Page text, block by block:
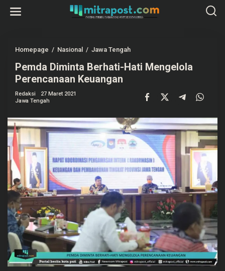
Homepage / Nasional / Jawa Tengah
m
d
n
t
a
B
e
h
a
-
i
M
e
n
g
e
Pemda Diminta Berhati-Hati Mengelola
Perencanaan Keuangan
Redaksi
27 Maret 2021
Jawa Tengah